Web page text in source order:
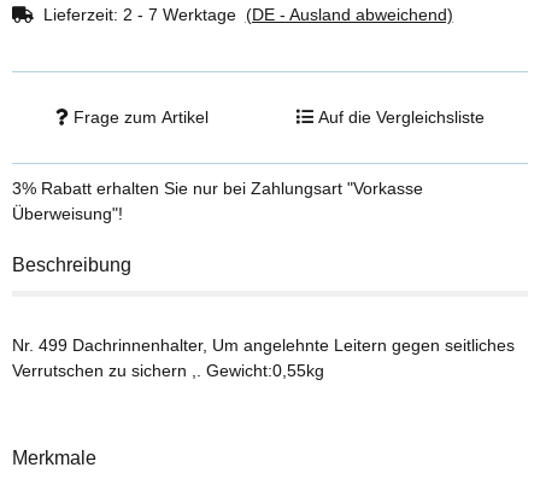
Lieferzeit: 2 - 7 Werktage (DE - Ausland abweichend)
Frage zum Artikel Auf die Vergleichsliste
3% Rabatt erhalten Sie nur bei Zahlungsart "Vorkasse
Überweisung"!
Beschreibung
Nr. 499 Dachrinnenhalter, Um angelehnte Leitern gegen seitliches
Verrutschen zu sichern ,. Gewicht:0,55kg
Merkmale